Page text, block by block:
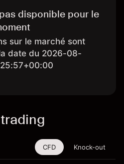
disponible pour le
sur le marché sont
date du 2026-08-
CFD Knock-out